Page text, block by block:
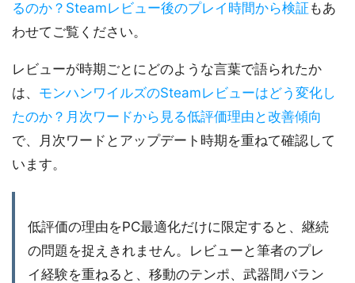
るのか？Steamレビュー後のプレイ時間から検証 もあ
わせてご覧ください。
レビューが時期ごとにどのような言葉で語られたか
は、 モンハンワイルズのSteamレビューはどう変化し
たのか？月次ワードから見る低評価理由と改善傾向
で、月次ワードとアップデート時期を重ねて確認して
います。
低評価の理由をPC最適化だけに限定すると、継続
の問題を捉えきれません。レビューと筆者のプレ
イ経験を重ねると、移動のテンポ、武器間バラン